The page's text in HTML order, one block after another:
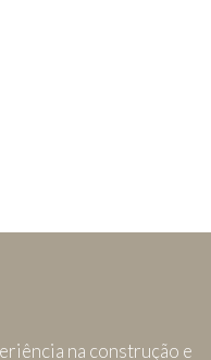
na construção e